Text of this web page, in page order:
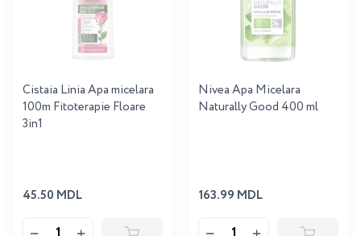
Cistaia Linia Apa micelara
100m Fitoterapie Floare
3in1
45.50 MDL
Nivea Apa Micelara
Naturally Good 400 ml
163.99 MDL